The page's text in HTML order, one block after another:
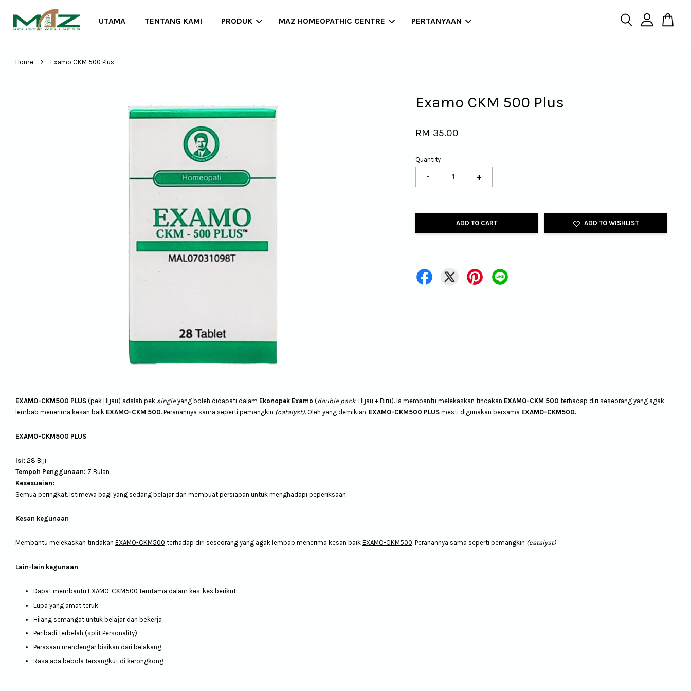
UTAMA TENTANG KAMI PRODUK MAZ HOMEOPATHIC CENTRE PERTANYAAN
Home › Examo CKM 500 Plus
Examo CKM 500 Plus
RM 35.00
Quantity
- +
ADD TO CART ADD TO WISHLIST
EXAMO-CKM500 PLUS (pek Hijau) adalah pek single yang boleh didapati dalam Ekonopek Examo (double pack: Hijau + Biru). Ia membantu melekaskan tindakan EXAMO-CKM 500 terhadap diri seseorang yang agak
lembab menerima kesan baik EXAMO-CKM 500. Peranannya sama seperti pemangkin (catalyst). Oleh yang demikian, EXAMO-CKM500 PLUS mesti digunakan bersama EXAMO-CKM500.
EXAMO-CKM500 PLUS
Isi: 28 Biji
Tempoh Penggunaan: 7 Bulan
Kesesuaian:
Semua peringkat. Istimewa bagi yang sedang belajar dan membuat persiapan untuk menghadapi peperiksaan.
Kesan kegunaan
Membantu melekaskan tindakan EXAMO-CKM500 terhadap diri seseorang yang agak lembab menerima kesan baik EXAMO-CKM500. Peranannya sama seperti pemangkin (catalyst).
Lain-lain kegunaan
Dapat membantu EXAMO-CKM500 terutama dalam kes-kes berikut:
Lupa yang amat teruk
Hilang semangat untuk belajar dan bekerja
Peribadi terbelah (split Personality)
Perasaan mendengar bisikan dari belakang
Rasa ada bebola tersangkut di kerongkong